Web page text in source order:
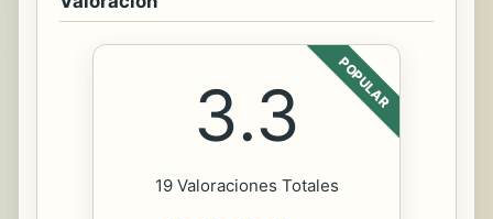
POPULAR
3.3
19 Valoraciones Totales